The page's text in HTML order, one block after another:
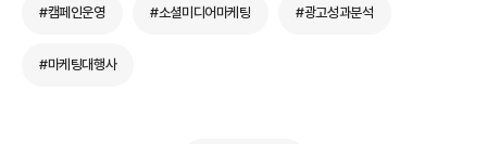
#캠페인운영 #소셜미디어마케팅 #광고성과분석
#마케팅대행사